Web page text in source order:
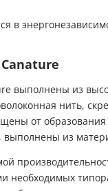
в
выполнены из
нить,
от
из
необходимых